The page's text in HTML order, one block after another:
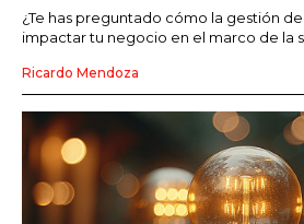
¿Te has preguntado cómo la gestión
impactar tu negocio en el marco de la
Ricardo Mendoza